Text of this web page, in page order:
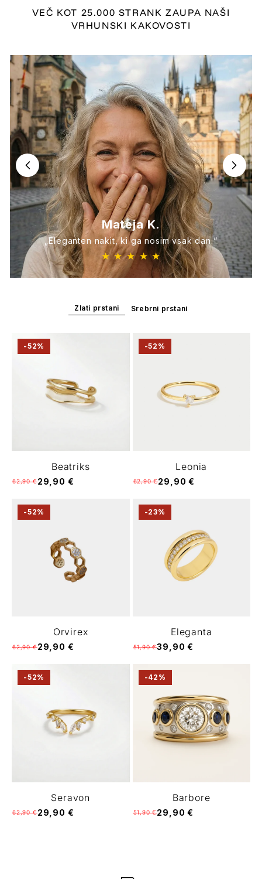
VEČ KOT 25.000 STRANK ZAUPA NAŠI
VRHUNSKI KAKOVOSTI
Mateja K.
„Eleganten nakit, ki ga nosim vsak dan.“
★ ★ ★ ★ ★
Zlati prstani Srebrni prstani
-52%
Beatriks
62,90 €29,90 €
-52%
Leonia
62,90 €29,90 €
-52%
Orvirex
62,90 €29,90 €
-23%
Eleganta
51,90 €39,90 €
-52%
Seravon
62,90 €29,90 €
-42%
Barbore
51,90 €29,90 €